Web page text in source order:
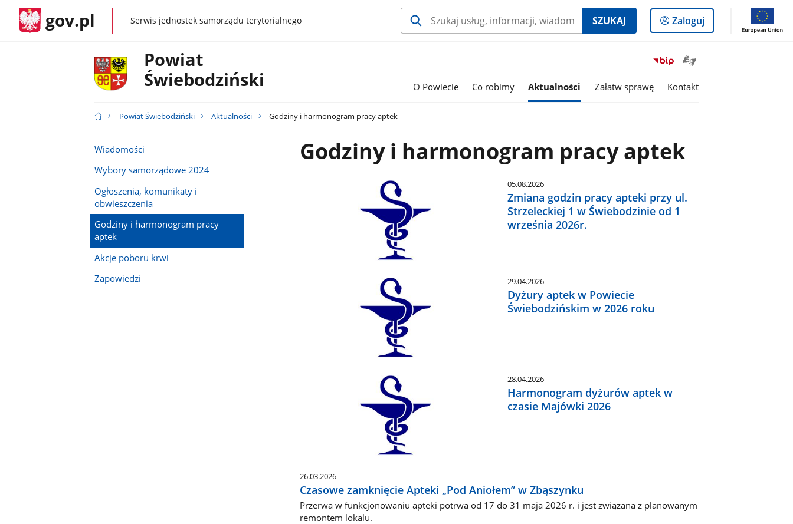
gov.pl gov.plSerwis jednostek samorządu terytorialnego SZUKAJ
Logowanie
do
Zaloguj
Przejdź
serwisu
Świebodziński
Otwórz
z
Powiat
Świebodziński
O Powiecie Co robimy Aktualności Załatw sprawę Kontakt
Powiat Świebodziński Aktualności Godziny i harmonogram pracy aptek
Wiadomości
Wybory samorządowe 2024
Ogłoszenia, komunikaty i
obwieszczenia
Godziny i harmonogram pracy
aptek
Akcje poboru krwi
Zapowiedzi
Godziny i harmonogram pracy aptek
05.08.2026
Zmiana godzin pracy apteki przy ul.
Strzeleckiej 1 w Świebodzinie od 1
września 2026r.
29.04.2026
Dyżury aptek w Powiecie
Świebodzińskim w 2026 roku
28.04.2026
Harmonogram dyżurów aptek w
czasie Majówki 2026
26.03.2026
Czasowe zamknięcie Apteki „Pod Aniołem” w Zbąszynku
Przerwa w funkcjonowaniu apteki potrwa od 17 do 31 maja 2026 r. i jest związana z planowanym
remontem lokalu.